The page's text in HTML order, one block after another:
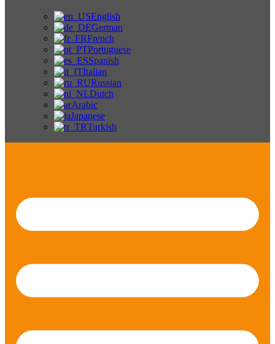
English
German
French
Portuguese
Spanish
Italian
Russian
Dutch
Arabic
Japanese
Turkish